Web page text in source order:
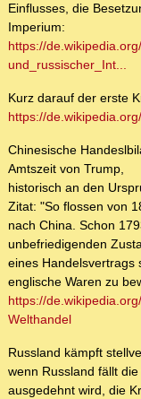
Einflusses, die
Imperium:
https://
und_russischer_Int...
Kurz darauf der erste
https://
Chinesische
Amtszeit von Trump,
historisch an den
Zitat: "So flossen von
nach China. Schon
unbefriedigenden
eines Handelsvertrags
englische Waren zu
https://
Welthandel
Russland kämpft
wenn Russland fällt
ausgedehnt wird, die